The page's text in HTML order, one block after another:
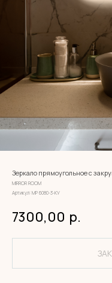
Зеркало прямоугольное с
MIRROR ROOM
Артикул:МР 6080-3-КУ
7300,00 р.